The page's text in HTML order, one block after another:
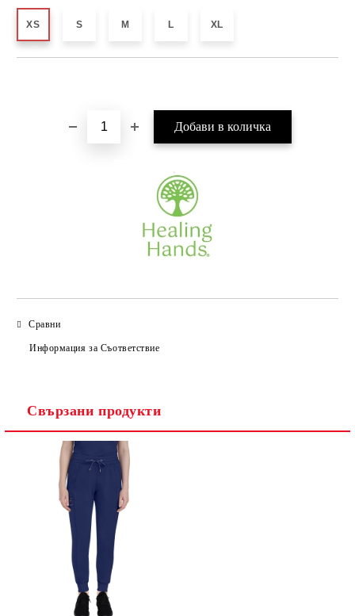
XS S M L XL
Сравни
Информация за Съответствие
Свързани продукти